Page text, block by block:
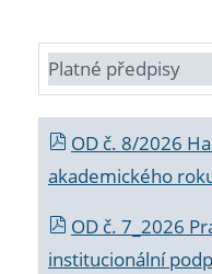
Platné předpisy
OD č. 8/2026
akademického
OD č. 7_2026
institucionální